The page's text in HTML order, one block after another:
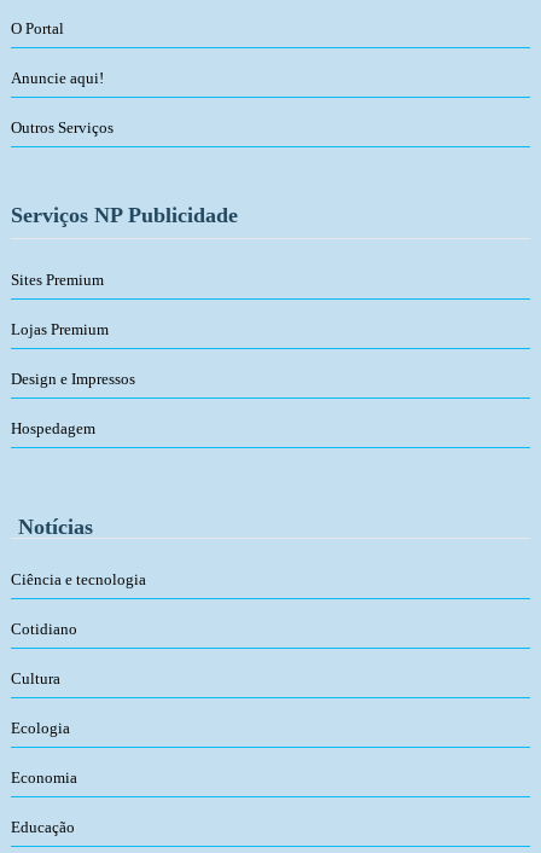
O Portal
Anuncie aqui!
Outros Serviços
Serviços NP Publicidade
Sites Premium
Lojas Premium
Design e Impressos
Hospedagem
Notícias
Ciência e tecnologia
Cotidiano
Cultura
Ecologia
Economia
Educação